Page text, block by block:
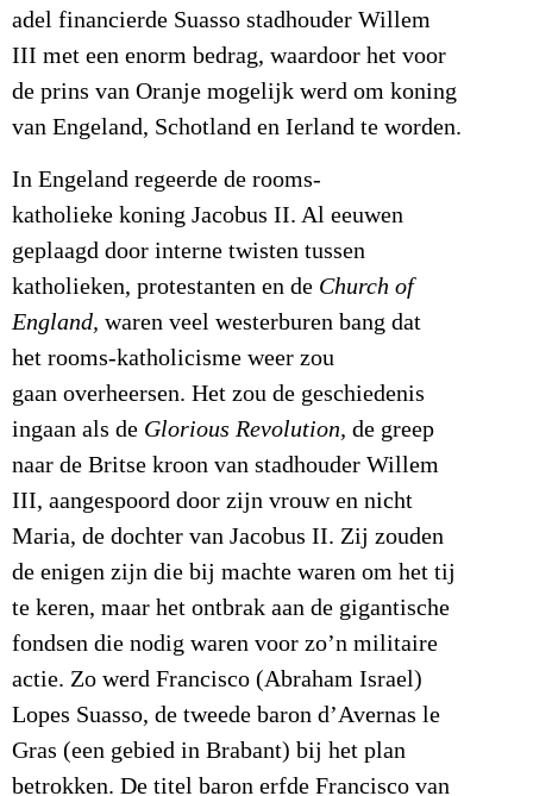
adel financierde Suasso stadhouder Willem
III met een enorm bedrag, waardoor het voor
de prins van Oranje mogelijk werd om koning
van Engeland, Schotland en Ierland te worden.
In Engeland regeerde de rooms-
katholieke koning Jacobus II. Al eeuwen
geplaagd door interne twisten tussen
katholieken, protestanten en de Church of
England, waren veel westerburen bang dat
het rooms-katholicisme weer zou
gaan overheersen. Het zou de geschiedenis
ingaan als de Glorious Revolution, de greep
naar de Britse kroon van stadhouder Willem
III, aangespoord door zijn vrouw en nicht
Maria, de dochter van Jacobus II. Zij zouden
de enigen zijn die bij machte waren om het tij
te keren, maar het ontbrak aan de gigantische
fondsen die nodig waren voor zo’n militaire
actie. Zo werd Francisco (Abraham Israel)
Lopes Suasso, de tweede baron d’Avernas le
Gras (een gebied in Brabant) bij het plan
betrokken. De titel baron erfde Francisco van